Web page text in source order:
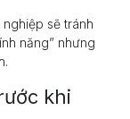
sẽ tránh
năng” nhưng
khi